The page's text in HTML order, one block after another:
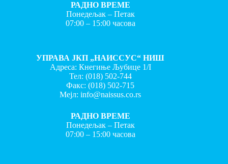
РАДНО ВРЕМЕ
Понедељак – Петак
07:00 – 15:00 часова
УПРАВА ЈКП „НАИССУС“ НИШ
Адреса: Кнегиње Љубице 1/I
Тел: (018) 502-744
Факс:(018) 502-715
Мејл:info@naissus.co.rs
РАДНО ВРЕМЕ
Понедељак – Петак
07:00 – 15:00 часова